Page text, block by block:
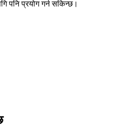
पनि प्रयोग गर्न सकिन्छ।